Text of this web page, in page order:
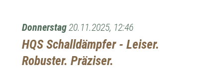
Donnerstag20.11.2025, 12:46
HQS Schalldämpfer - Leiser.
Robuster. Präziser.